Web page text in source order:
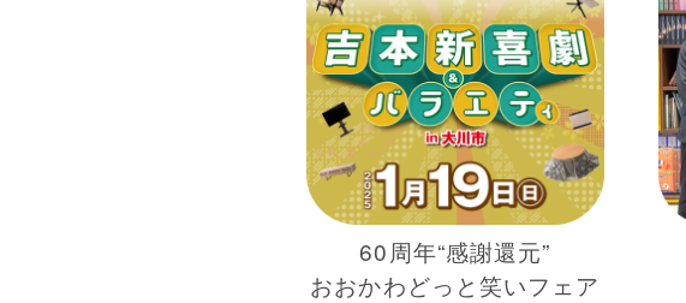
60周年“感謝還元”
おおかわどっと笑いフェア